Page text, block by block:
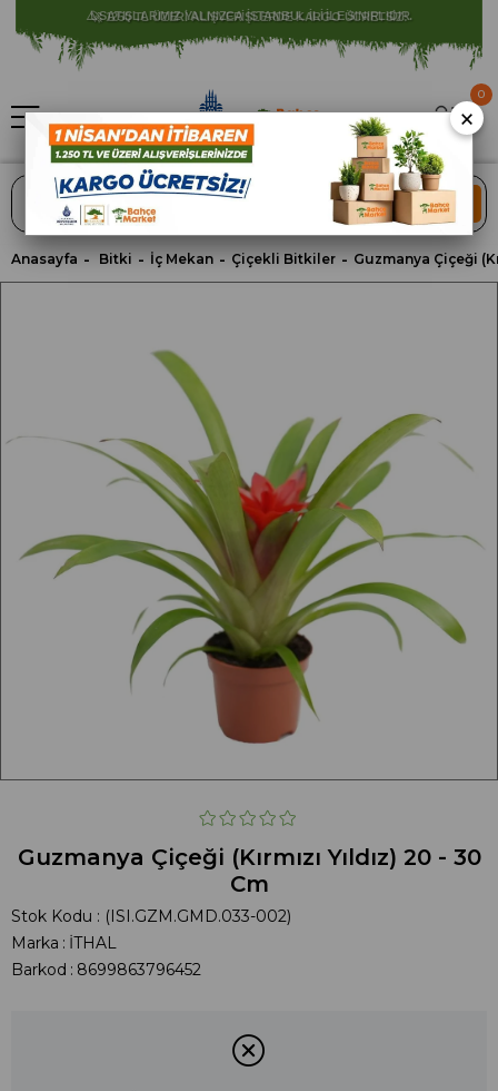
⚠️ SATIŞLARIMIZ YALNIZCA İSTANBUL İLİ İLE SINIRLIDIR.
ARA
0
Anasayfa Bitki İç Mekan Çiçekli Bitkiler
Guzmanya Çiçeği (Kırmızı Yıldız) 20 - 30
Cm
Stok Kodu
(ISI.GZM.GMD.033-002)
Marka : İTHAL
Barkod : 8699863796452
×